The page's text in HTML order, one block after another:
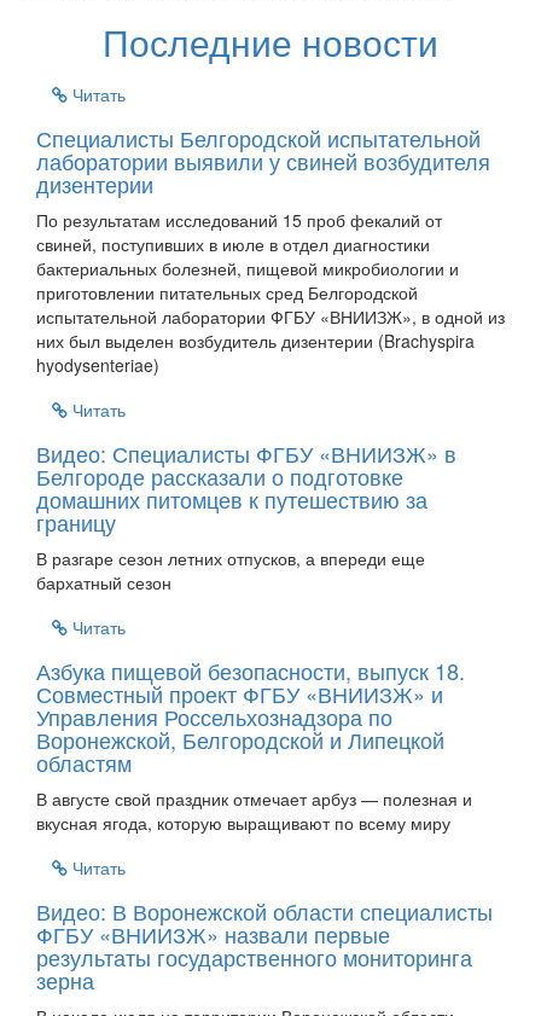
Последние новости
Читать
Специалисты Белгородской испытательной
лаборатории выявили у свиней возбудителя
дизентерии
По результатам исследований 15 проб фекалий от
свиней, поступивших в июле в отдел диагностики
бактериальных болезней, пищевой микробиологии и
приготовлении питательных сред Белгородской
испытательной лаборатории ФГБУ «ВНИИЗЖ», в одной из
них был выделен возбудитель дизентерии (Brachyspira
hyodysenteriae)
Читать
Видео: Специалисты ФГБУ «ВНИИЗЖ» в
Белгороде рассказали о подготовке
домашних питомцев к путешествию за
границу
В разгаре сезон летних отпусков, а впереди еще
бархатный сезон
Читать
Азбука пищевой безопасности, выпуск 18.
Совместный проект ФГБУ «ВНИИЗЖ» и
Управления Россельхознадзора по
Воронежской, Белгородской и Липецкой
областям
В августе свой праздник отмечает арбуз — полезная и
вкусная ягода, которую выращивают по всему миру
Читать
Видео: В Воронежской области специалисты
ФГБУ «ВНИИЗЖ» назвали первые
результаты государственного мониторинга
зерна